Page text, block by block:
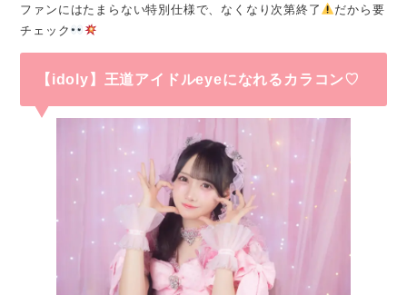
ファンにはたまらない特別仕様で、なくなり次第終了
だから要
チェック
【idoly】王道アイドルeyeになれるカラコン♡